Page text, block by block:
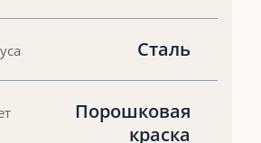
Сталь
Порошковая
краска